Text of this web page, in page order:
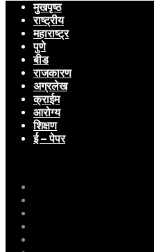
मुखपृष्ठ
राष्ट्रीय
महाराष्ट्र
पुणे
बीड
राजकारण
अग्रलेख
क्राईम
आरोग्य
शिक्षण
ई – पेपर